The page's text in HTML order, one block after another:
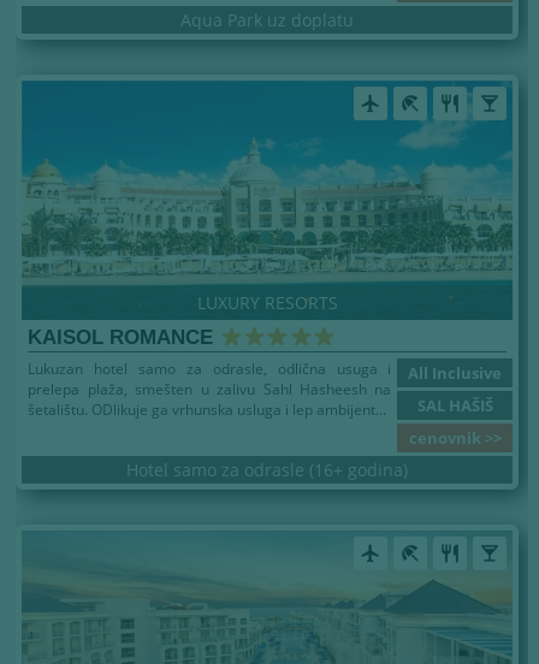
Aqua Park uz doplatu
airplanemode_active beach_access restaurant local_bar
LUXURY RESORTS
KAISOL ROMANCE
All Inclusive
SAL HAŠIŠ
cenovnik >>
Lukuzan hotel samo za odrasle, odlična usuga i
prelepa plaža, smešten u zalivu Sahl Hasheesh na
šetalištu. ODlikuje ga vrhunska usluga i lep ambijent...
Hotel samo za odrasle (16+ godina)
airplanemode_active beach_access restaurant local_bar